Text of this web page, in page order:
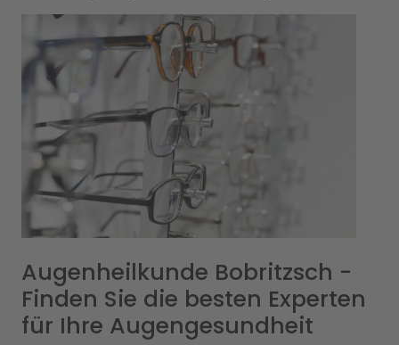
Augenheilkunde Bobritzsch -
Finden Sie die besten Experten
für Ihre Augengesundheit